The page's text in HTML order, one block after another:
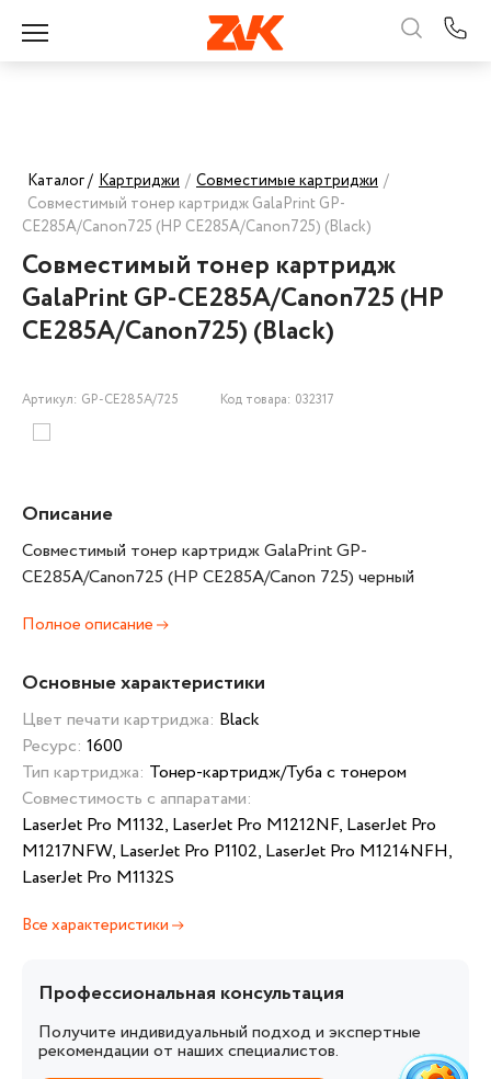
Каталог / Картриджи / Совместимые картриджи /
Совместимый тонер картридж GalaPrint GP-
CE285A/Canon725 (HP CE285A/Canon725) (Black)
Совместимый тонер картридж
GalaPrint GP-CE285A/Canon725 (HP
CE285A/Canon725) (Black)
Артикул: GP-CE285A/725 Код товара: 032317
Описание
Совместимый тонер картридж GalaPrint GP-
CE285A/Canon725 (HP CE285A/Canon 725) черный
Полное описание
Основные характеристики
Цвет печати картриджа: Black
Ресурс: 1600
Тип картриджа: Тонер-картридж/Туба с тонером
Совместимость с аппаратами:
LaserJet Pro M1132, LaserJet Pro M1212NF, LaserJet Pro
M1217NFW, LaserJet Pro P1102, LaserJet Pro M1214NFH,
LaserJet Pro M1132S
Все характеристики
Профессиональная консультация
Получите индивидуальный подход и экспертные
рекомендации от наших специалистов.